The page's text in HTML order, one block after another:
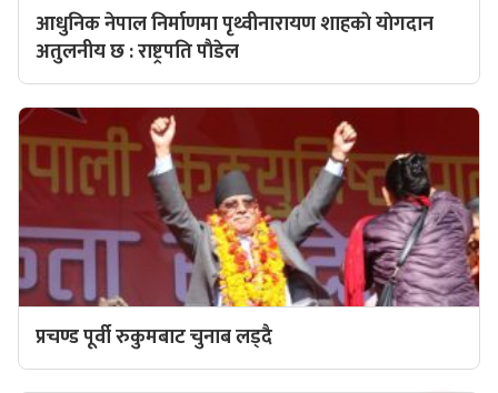
आधुनिक नेपाल निर्माणमा पृथ्वीनारायण शाहकाे याेगदान
अतुलनीय छ : राष्ट्रपति पाैडेल
प्रचण्ड पूर्वी रुकुमबाट चुनाब लड्दै